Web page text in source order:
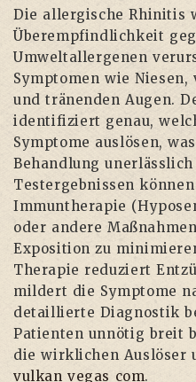
Die allergische Rhinitis
Überempfindlichkeit
Umweltallergenen
Symptomen wie
und tränenden Augen.
identifiziert genau,
Symptome auslösen,
Behandlung
Testergebnissen
Immuntherapie
oder andere
Exposition zu
Therapie reduziert
mildert die Symptome
detaillierte Diagnostik
Patienten unnötig breit
die wirklichen Auslöser
vulkan vegas com.